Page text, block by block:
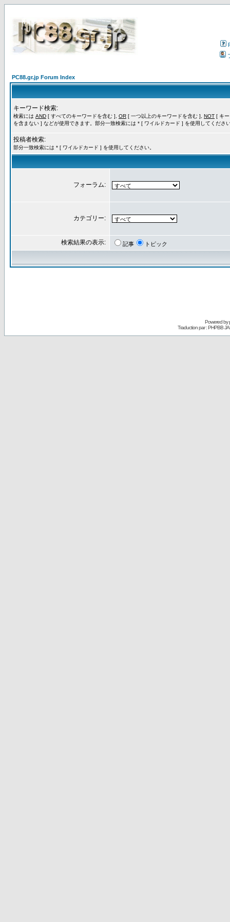
PC88.gr.jp Forum Index
キーワード検索:
検索には AND [ すべてのキーワードを含む ], OR [ 一つ以上のキーワードを含む ], NOT [ キ
を含まない ] などが使用できます。部分一致検索には * [ ワイルドカード ] を使用してくださ
投稿者検索:
部分一致検索には * [ ワイルドカード ] を使用してください。
フォーラム:
カテゴリー:
検索結果の表示: 記事 トピック
Powered by
Traduction par : PHPBB